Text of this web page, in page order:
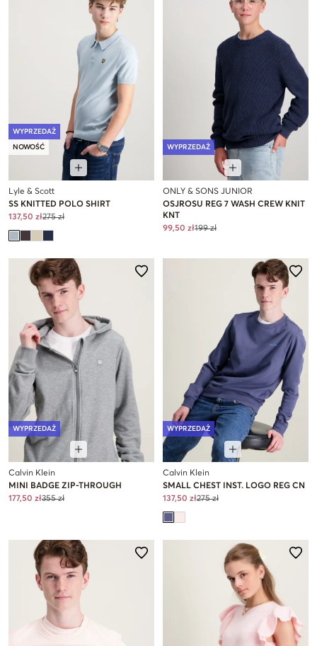
WYPRZEDAŻ
NOWOŚĆ
Lyle & Scott
SS KNITTED POLO SHIRT
137,50 zł275 zł
WYPRZEDAŻ
ONLY & SONS JUNIOR
OSJROSU REG 7 WASH CREW KNIT
KNT
99,50 zł199 zł
WYPRZEDAŻ
Calvin Klein
MINI BADGE ZIP-THROUGH
177,50 zł355 zł
WYPRZEDAŻ
Calvin Klein
SMALL CHEST INST. LOGO REG CN
137,50 zł275 zł